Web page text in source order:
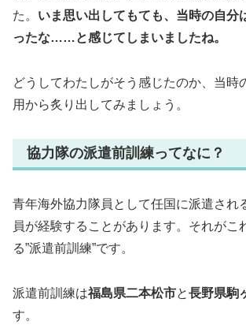
た。 いま思い出してもても、当時の自分
ったな……と感じてしまいましたね。
どうしてわたしがそう感じたのか、当時
用から炙り出してみましょう。
協力隊の派遣前訓練ってなに？
青年海外協力隊員として任国に派遣され
員が経験することがあります。それがこ
る”派遣前訓練”です。
派遣前訓練は福島県二本松市と長野県駒
す。